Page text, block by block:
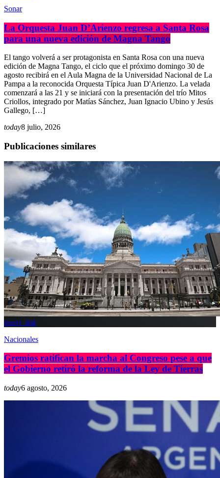
Sonar
La Orquesta Juan D’Arienzo regresa a Santa Rosa
para una nueva edición de Magna Tango
El tango volverá a ser protagonista en Santa Rosa con una nueva
edición de Magna Tango, el ciclo que el próximo domingo 30 de
agosto recibirá en el Aula Magna de la Universidad Nacional de La
Pampa a la reconocida Orquesta Típica Juan D'Arienzo. La velada
comenzará a las 21 y se iniciará con la presentación del trío Mitos
Criollos, integrado por Matías Sánchez, Juan Ignacio Ubino y Jesús
Gallego, […]
today8 julio, 2026
Publicaciones similares
insert_link
Nacionales
Gremios ratifican la marcha al Congreso pese a que
el Gobierno retiró la reforma de la Ley de Tierras
today6 agosto, 2026